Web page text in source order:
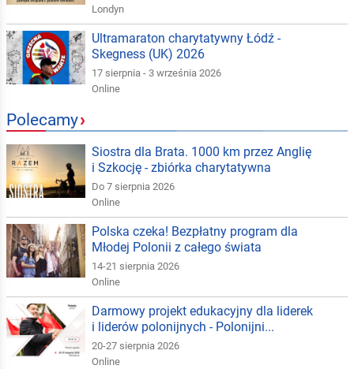
Londyn
Ultramaraton charytatywny Łódź -
Skegness (UK) 2026
17 sierpnia - 3 września 2026
Online
Polecamy›
Siostra dla Brata. 1000 km przez Anglię
i Szkocję - zbiórka charytatywna
Do 7 sierpnia 2026
Online
Polska czeka! Bezpłatny program dla
Młodej Polonii z całego świata
14-21 sierpnia 2026
Online
Darmowy projekt edukacyjny dla liderek
i liderów polonijnych - Polonijni...
20-27 sierpnia 2026
Online